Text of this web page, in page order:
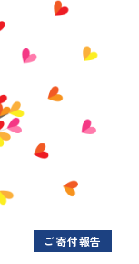
ご寄付報告